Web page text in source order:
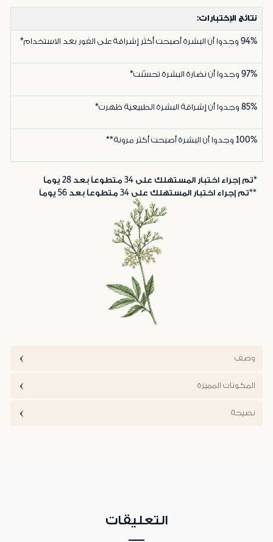
نتائج الإختبارات:
94% وجدوا أن البشرة أصبحت أكثر إشراقة على الفور بعد الاستخدام*
97% وجدوا أن نضارة البشرة تحسّنت*
85% وجدوا أن إشراقة البشرة الطبيعية ظهرت*
100% وجدوا أن البشرة أصبحت أكثر مرونة**
*تم إجراء اختبار المستهلك على 34 متطوعاً بعد 28 يوماً
**تم إجراء اختبار المستهلك على 34 متطوعاً بعد 56 يوماً
وصف
المكونات المميزة
نصيحة
التعليقات